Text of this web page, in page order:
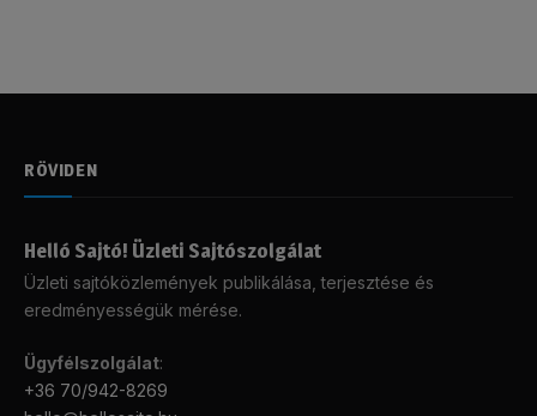
RÖVIDEN
Helló Sajtó! Üzleti Sajtószolgálat
Üzleti sajtóközlemények publikálása, terjesztése és
eredményességük mérése.
Ügyfélszolgálat:
+36 70/942-8269